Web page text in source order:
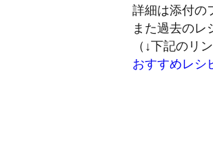
詳細は添付の
また過去のレ
（↓下記のリ
おすすめレシ